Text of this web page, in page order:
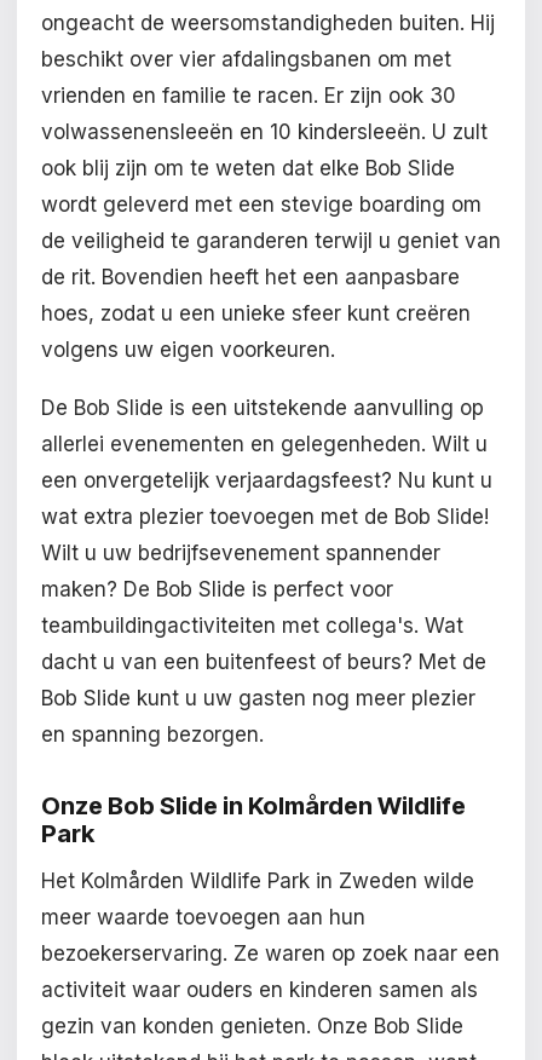
ongeacht de weersomstandigheden buiten. Hij
beschikt over vier afdalingsbanen om met
vrienden en familie te racen. Er zijn ook 30
volwassenensleeën en 10 kindersleeën. U zult
ook blij zijn om te weten dat elke Bob Slide
wordt geleverd met een stevige boarding om
de veiligheid te garanderen terwijl u geniet van
de rit. Bovendien heeft het een aanpasbare
hoes, zodat u een unieke sfeer kunt creëren
volgens uw eigen voorkeuren.
De Bob Slide is een uitstekende aanvulling op
allerlei evenementen en gelegenheden. Wilt u
een onvergetelijk verjaardagsfeest? Nu kunt u
wat extra plezier toevoegen met de Bob Slide!
Wilt u uw bedrijfsevenement spannender
maken? De Bob Slide is perfect voor
teambuildingactiviteiten met collega's. Wat
dacht u van een buitenfeest of beurs? Met de
Bob Slide kunt u uw gasten nog meer plezier
en spanning bezorgen.
Onze Bob Slide in Kolmården Wildlife
Park
Het Kolmården Wildlife Park in Zweden wilde
meer waarde toevoegen aan hun
bezoekerservaring. Ze waren op zoek naar een
activiteit waar ouders en kinderen samen als
gezin van konden genieten. Onze Bob Slide